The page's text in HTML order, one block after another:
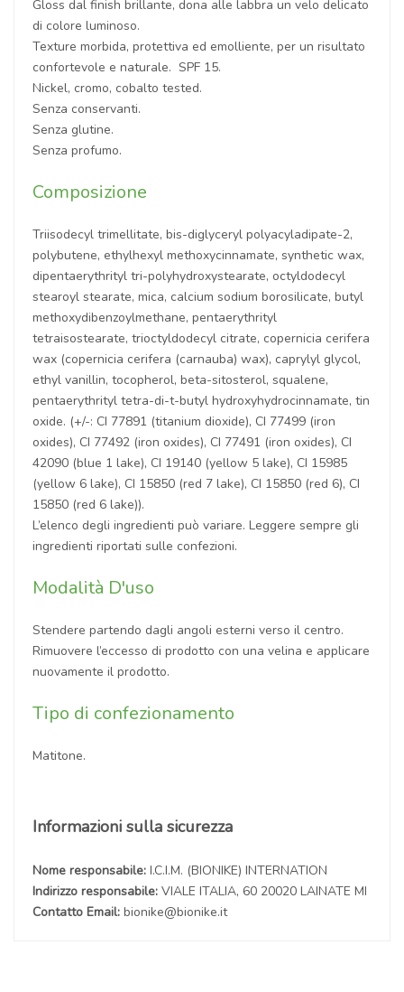
Gloss dal finish brillante, dona alle labbra un velo delicato
di colore luminoso.
Texture morbida, protettiva ed emolliente, per un risultato
confortevole e naturale. SPF 15.
Nickel, cromo, cobalto tested.
Senza conservanti.
Senza glutine.
Senza profumo.
Composizione
Triisodecyl trimellitate, bis-diglyceryl polyacyladipate-2,
polybutene, ethylhexyl methoxycinnamate, synthetic wax,
dipentaerythrityl tri-polyhydroxystearate, octyldodecyl
stearoyl stearate, mica, calcium sodium borosilicate, butyl
methoxydibenzoylmethane, pentaerythrityl
tetraisostearate, trioctyldodecyl citrate, copernicia cerifera
wax (copernicia cerifera (carnauba) wax), caprylyl glycol,
ethyl vanillin, tocopherol, beta-sitosterol, squalene,
pentaerythrityl tetra-di-t-butyl hydroxyhydrocinnamate, tin
oxide. (+/-: CI 77891 (titanium dioxide), CI 77499 (iron
oxides), CI 77492 (iron oxides), CI 77491 (iron oxides), CI
42090 (blue 1 lake), CI 19140 (yellow 5 lake), CI 15985
(yellow 6 lake), CI 15850 (red 7 lake), CI 15850 (red 6), CI
15850 (red 6 lake)).
L’elenco degli ingredienti può variare. Leggere sempre gli
ingredienti riportati sulle confezioni.
Modalità D'uso
Stendere partendo dagli angoli esterni verso il centro.
Rimuovere l’eccesso di prodotto con una velina e applicare
nuovamente il prodotto.
Tipo di confezionamento
Matitone.
Informazioni sulla sicurezza
Nome responsabile: I.C.I.M. (BIONIKE) INTERNATION
Indirizzo responsabile: VIALE ITALIA, 60 20020 LAINATE MI
Contatto Email: bionike@bionike.it